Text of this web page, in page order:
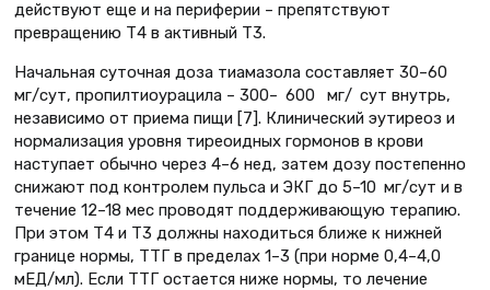
действуют еще и на периферии – препятствуют
превращению Т4 в активный Т3.
Начальная суточная доза тиамазола составляет 30–60
мг/сут, пропилтиоурацила – 300– 600 мг/ сут внутрь,
независимо от приема пищи [7]. Клинический эутиреоз и
нормализация уровня тиреоидных гормонов в крови
наступает обычно через 4–6 нед, затем дозу постепенно
снижают под контролем пульса и ЭКГ до 5–10 мг/сут и в
течение 12–18 мес проводят поддерживающую терапию.
При этом Т4 и Т3 должны находиться ближе к нижней
границе нормы, ТТГ в пределах 1–3 (при норме 0,4–4,0
мЕД/мл). Если ТТГ остается ниже нормы, то лечение